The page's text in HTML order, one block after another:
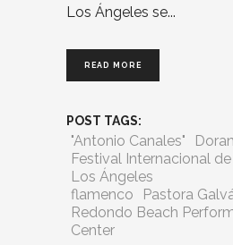
Los Ángeles se
READ MORE
POST TAGS:
"Antonio Canales"
Festival Internacional
Los Ángeles
flamenco
Pastora
Redondo Beach
Center